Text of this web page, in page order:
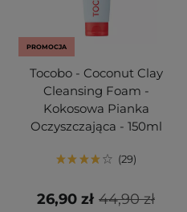
PROMOCJA
Tocobo - Coconut Clay
Cleansing Foam -
Kokosowa Pianka
Oczyszczająca - 150ml
29
44,90 zł
26,90 zł